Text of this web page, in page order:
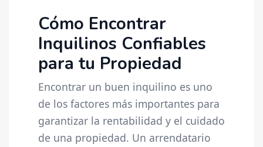
Cómo Encontrar
Inquilinos Confiables
para tu Propiedad
Encontrar un buen inquilino es uno
de los factores más importantes para
garantizar la rentabilidad y el cuidado
de una propiedad. Un arrendatario